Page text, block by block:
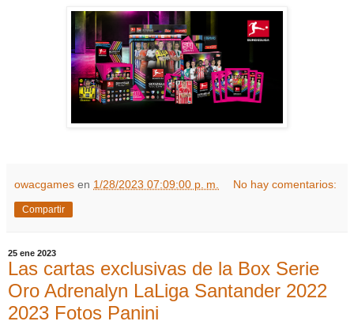
owacgames en 1/28/2023 07:09:00 p. m. No hay comentarios:
Compartir
25 ene 2023
Las cartas exclusivas de la Box Serie
Oro Adrenalyn LaLiga Santander 2022
2023 Fotos Panini